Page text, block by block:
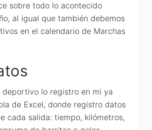
sobre todo lo acontecido
al igual que también debemos
en el calendario de Marchas
deportivo lo registro en mi ya
de Excel, donde registro datos
cada salida: tiempo, kilómetros,